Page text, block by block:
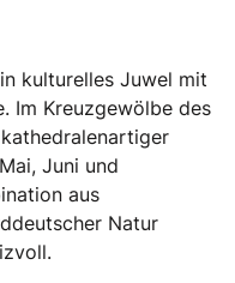
kulturelles Juwel mit
Im Kreuzgewölbe des
Juni und
aus
Natur